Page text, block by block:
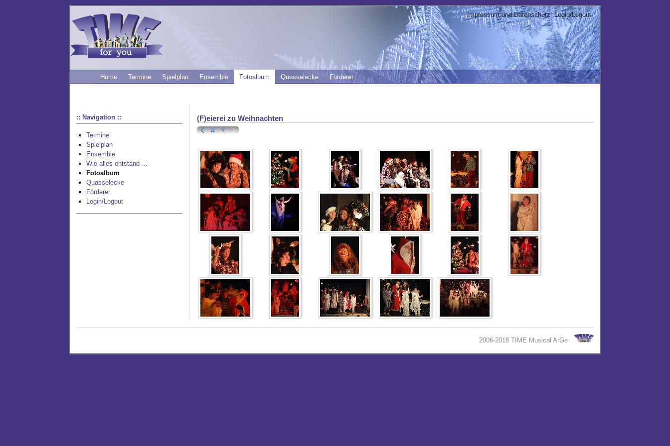
Impressum und Datenschutz Login/Logout
Home Termine Spielplan Ensemble Fotoalbum Quasselecke Förderer
:: Navigation ::
Termine
Spielplan
Ensemble
Wie alles entstand ...
Fotoalbum
Quasselecke
Förderer
Login/Logout
(F)eierei zu Weihnachten
2006-2018 TIME Musical ArGe